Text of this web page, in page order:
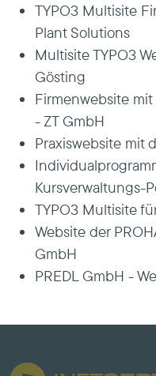
TYPO3 Multisite
Plant Solutions
Multisite TYPO3
Gösting
Firmenwebsite mit
- ZT GmbH
Praxiswebsite mit
Kursverwaltungs-
TYPO3 Multisite
Website der
GmbH
PREDL GmbH -